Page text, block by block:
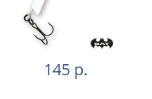
145 р.